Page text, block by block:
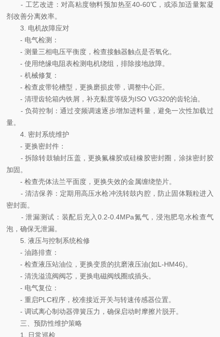
- 工艺改进：对高粘度物料预加热至40-60℃，或添加适量絮凝
剂改善分离效率。
3. 电机故障应对
- 电气检测：
- 测量三相电压平衡度，检查接触器触点是否氧化。
- 使用绝缘电阻表检测电机绕组，排除接地故障。
- 机械修复：
- 检查皮带轮槽型，更换磨损皮带，调整中心距。
- 清理齿轮箱内铁屑，补充黏度等级为ISO VG320的齿轮油。
- 负荷控制：通过变频调速逐步增加进料量，避免一次性加载过
量。
4. 密封系统维护
- 更换密封件：
- 拆除转鼓轴封压盖，更换氟橡胶或硅橡胶密封圈，涂抹密封胶
加固。
- 检查壳体法兰平面度，更换失效的金属缠绕垫片。
- 清洁保养：定期用高压水枪冲洗转鼓内腔，防止固体颗粒进入
密封面。
- 泄漏测试：装配后充入0.2-0.4MPa氮气，浸泡肥皂水检查气
泡，确保无泄漏。
5. 液压与控制系统检修
- 油路排查：
- 检查液压站油位，更换变质的抗磨液压油(如L-HM46)。
- 清洗溢流阀阀芯，更换电磁阀线圈或插头。
- 电气复位：
- 重启PLC程序，校准接近开关与转速传感器位置。
- 调试离心制动器弹簧压力，确保启动时摩擦片脱开。
三、预防性维护策略
1. 日常巡检